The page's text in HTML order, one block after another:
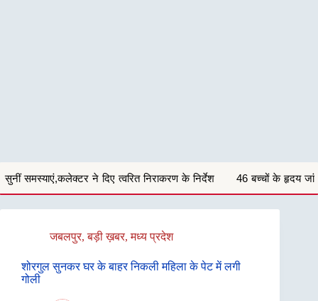
निराकरण के निर्देश 46 बच्चों के हृदय जांच शिविर परीक्षण में 29 बच्चों
जबलपुर,बड़ी ख़बर,मध्य प्रदेश
शोरगुल सुनकर घर के बाहर निकली महिला के पेट में लगी
गोली